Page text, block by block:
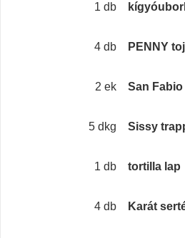
1 db
4 db PENNY
2 ek San
5 dkg Sissy
1 db tortilla lap
4 db Karát